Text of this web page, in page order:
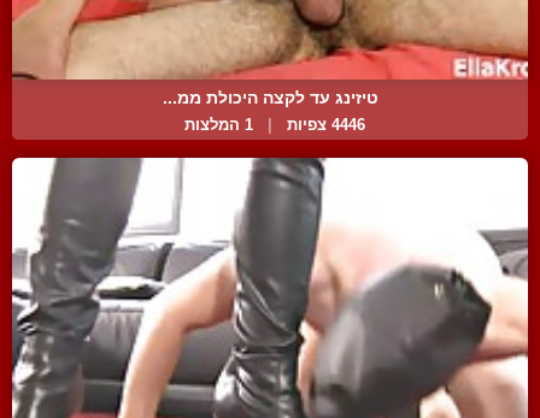
טיזינג עד לקצה היכולת ממ...
4446 צפיות 1 המלצות